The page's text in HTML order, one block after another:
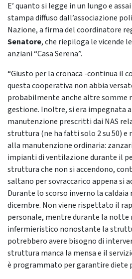
E’ quanto si legge in un lungo e
stampa diffuso dall’associazione
Nazione, a firma del coordinatore
Senatore, che riepiloga le vicende
anziani “Casa Serena”.
“Giusto per la cronaca -continua il
questa cooperativa non abbia
probabilmente anche altre somme
gestione. Inoltre, si era impegnata
manutenzione prescritti dai NAS
struttura (ne ha fatti solo 2 su 50) e
alla manutenzione ordinaria:
impianti di ventilazione durante il
struttura che non si accendono,
saltano per sovraccarico appena si
Durante lo scorso inverno la
dicembre. Non viene rispettato il
personale, mentre durante la notte
infermieristico nonostante la
potrebbero avere bisogno di
struttura manca la mensa e il
è programmato per garantire diete